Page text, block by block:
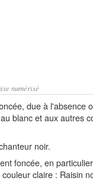
numérisé
due à l'absence
blanc et aux autres
noir.
foncée, en
claire : Raisin